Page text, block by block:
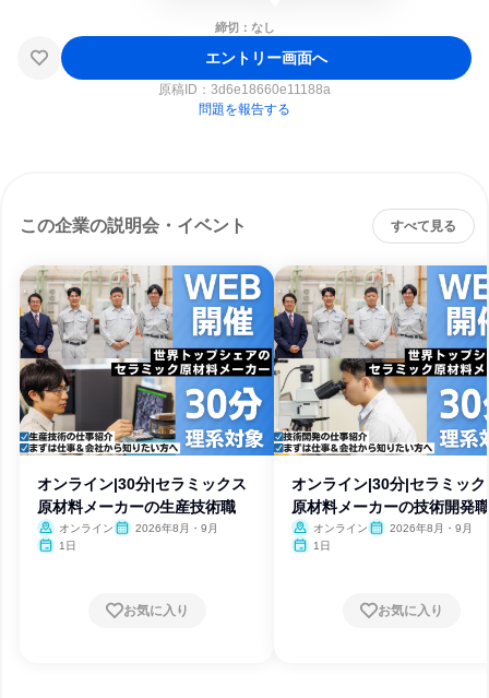
締切：なし
エントリー画面へ
原稿ID： 3d6e18660e11188a
問題を報告する
この企業の説明会・イベント すべて見る
オンライン|30分|セラミックス
原材料メーカーの生産技術職
オンライン
2026年8月・9月
1日
お気に入り
オンライン|30分|セラミック
原材料メーカーの技術開発職
オンライン
2026年8月・9月
1日
お気に入り